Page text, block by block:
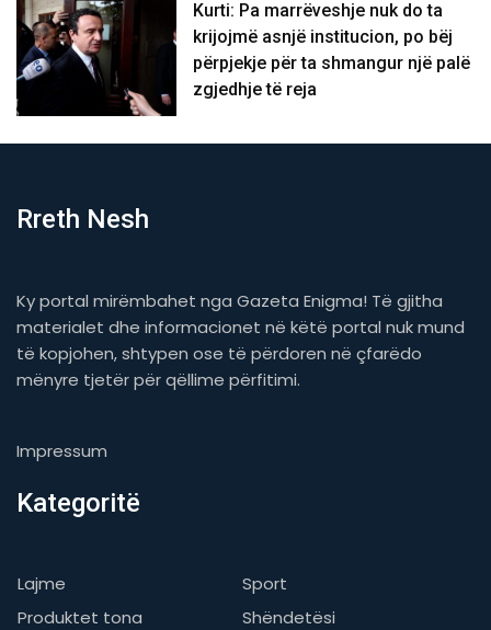
Kurti: Pa marrëveshje nuk do ta
krijojmë asnjë institucion, po bëj
përpjekje për ta shmangur një palë
zgjedhje të reja
Rreth Nesh
Ky portal mirëmbahet nga Gazeta Enigma! Të gjitha
materialet dhe informacionet në këtë portal nuk mund
të kopjohen, shtypen ose të përdoren në çfarëdo
mënyre tjetër për qëllime përfitimi.
Impressum
Kategoritë
Lajme
Sport
Produktet tona
Shëndetësi